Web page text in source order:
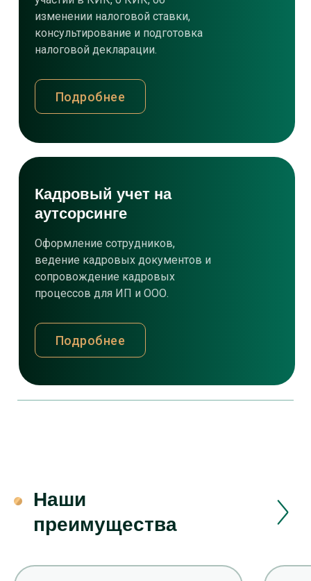
Кадровый учет на
аутсорсинге
Оформление сотрудников,
ведение кадровых документов и
сопровождение кадровых
процессов для ИП и ООО.
Подробнее
изменении налоговой ставки,
консультирование и подготовка
налоговой декларации.
Подробнее
Наши
преимущества